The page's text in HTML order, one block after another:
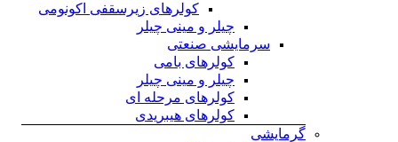
کولرهای زیرسقفی اکونومی
چیلر و مینی چیلر
سرمایشی صنعتی
کولرهای بامی
چیلر و مینی چیلر
کولرهای مرحله ای
کولرهای هیبریدی
گرمایشی